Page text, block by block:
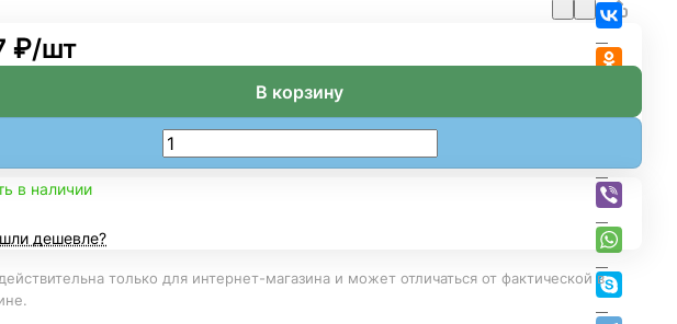
₽/шт
В корзину
в наличии
дешевле?
только для интернет-магазина и может отличаться от фактической в